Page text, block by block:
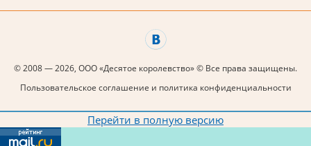
© 2008 — 2026, ООО «Десятое королевство» © Все права защищены.
Пользовательское соглашение и политика конфиденциальности
Перейти в полную версию